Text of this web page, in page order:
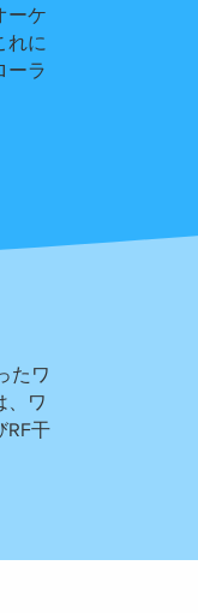
ーケ
れに
ーラ
たワ
、ワ
RF干